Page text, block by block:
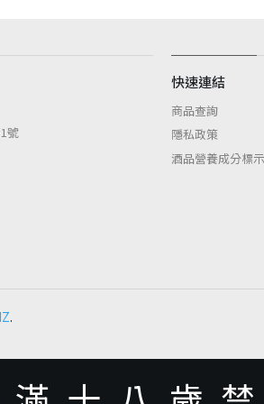
號
快速連結
商品查詢
隱私政策
酒品營養成分標
.